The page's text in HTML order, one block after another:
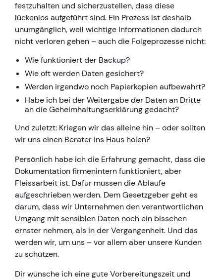
festzuhalten und sicherzustellen, dass diese
lückenlos aufgeführt sind. Ein Prozess ist deshalb
unumgänglich, weil wichtige Informationen dadurch
nicht verloren gehen – auch die Folgeprozesse nicht:
Wie funktioniert der Backup?
Wie oft werden Daten gesichert?
Werden irgendwo noch Papierkopien aufbewahrt?
Habe ich bei der Weitergabe der Daten an Dritte
an die Geheimhaltungserklärung gedacht?
Und zuletzt: Kriegen wir das alleine hin – oder sollten
wir uns einen Berater ins Haus holen?
Persönlich habe ich die Erfahrung gemacht, dass die
Dokumentation firmenintern funktioniert, aber
Fleissarbeit ist. Dafür müssen die Abläufe
aufgeschrieben werden. Dem Gesetzgeber geht es
darum, dass wir Unternehmen den verantwortlichen
Umgang mit sensiblen Daten noch ein bisschen
ernster nehmen, als in der Vergangenheit. Und das
werden wir, um uns – vor allem aber unsere Kunden
zu schützen.
Dir wünsche ich eine gute Vorbereitungszeit und